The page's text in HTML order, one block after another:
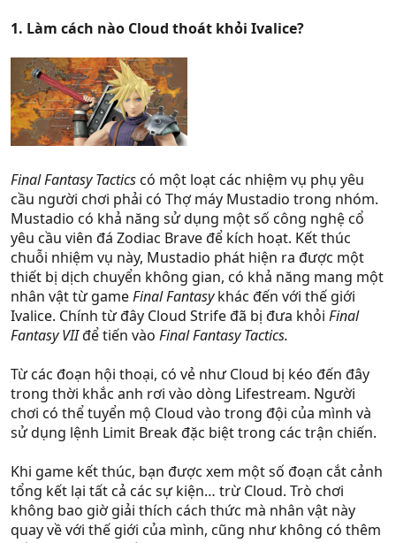
1. Làm cách nào Cloud thoát khỏi Ivalice?
Final Fantasy Tacticscó một loạt các nhiệm vụ phụ yêu
cầu người chơi phải có Thợ máy Mustadio trong nhóm.
Mustadio có khả năng sử dụng một số công nghệ cổ
yêu cầu viên đá Zodiac Brave để kích hoạt. Kết thúc
chuỗi nhiệm vụ này, Mustadio phát hiện ra được một
thiết bị dịch chuyển không gian, có khả năng mang một
nhân vật từ gameFinal Fantasykhác đến với thế giới
Ivalice. Chính từ đây Cloud Strife đã bị đưa khỏi Final
Fantasy VIIđể tiến vào Final Fantasy Tactics.
Từ các đoạn hội thoại, có vẻ như Cloud bị kéo đến đây
trong thời khắc anh rơi vào dòng Lifestream. Người
chơi có thể tuyển mộ Cloud vào trong đội của mình và
sử dụng lệnh Limit Break đặc biệt trong các trận chiến.
Khi game kết thúc, bạn được xem một số đoạn cắt cảnh
tổng kết lại tất cả các sự kiện… trừ Cloud. Trò chơi
không bao giờ giải thích cách thức mà nhân vật này
quay về với thế giới của mình, cũng như không có thêm